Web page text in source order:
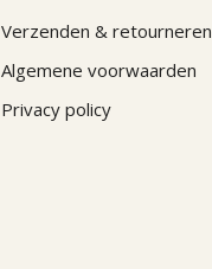
Verzenden & retourneren
Algemene voorwaarden
Privacy policy